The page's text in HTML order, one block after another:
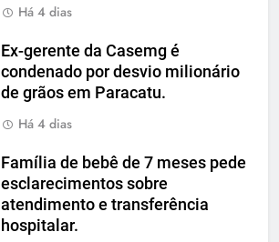
Há 4 dias
Ex-gerente da Casemg é
condenado por desvio milionário
de grãos em Paracatu.
Há 4 dias
Família de bebê de 7 meses pede
esclarecimentos sobre
atendimento e transferência
hospitalar.